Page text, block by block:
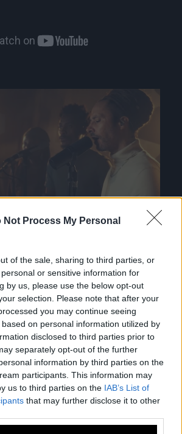
Not Process My Personal
of the sale, sharing to third parties, or
or sensitive information for
by us, please use the below opt-out
selection. Please note that after your
you may continue seeing
on personal information utilized by
disclosed to third parties prior to
separately opt-out of the further
information by third parties on the
participants. This information may
us to third parties on the IAB’s List of
that may further disclose it to other
LES
ACTUS